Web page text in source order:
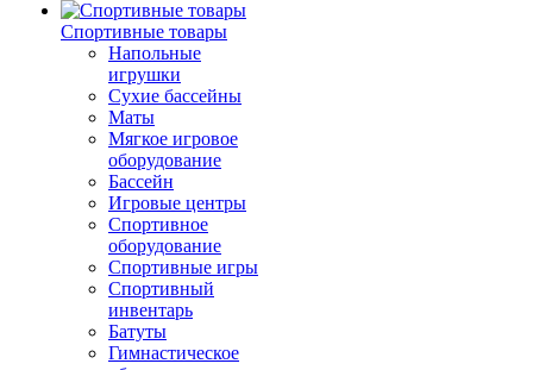
Спортивные товары
Напольные
игрушки
Сухие бассейны
Маты
Мягкое игровое
оборудование
Бассейн
Игровые центры
Спортивное
оборудование
Спортивные игры
Спортивный
инвентарь
Батуты
Гимнастическое